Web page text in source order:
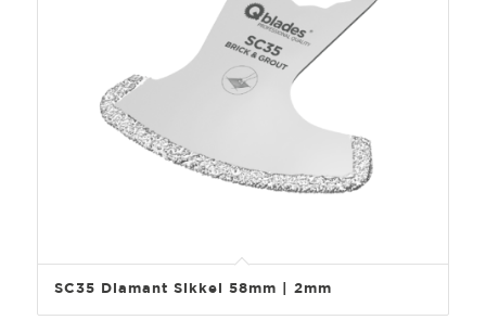
SC35 Diamant Sikkel 58mm | 2mm